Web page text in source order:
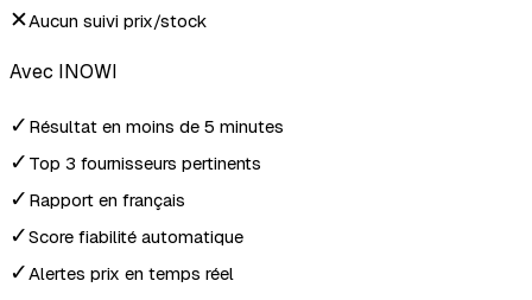
✕Aucun suivi prix/stock
Avec INOWI
✓ Résultat en moins de 5 minutes
✓ Top 3 fournisseurs pertinents
✓ Rapport en français
✓Score fiabilité automatique
✓Alertes prix en temps réel